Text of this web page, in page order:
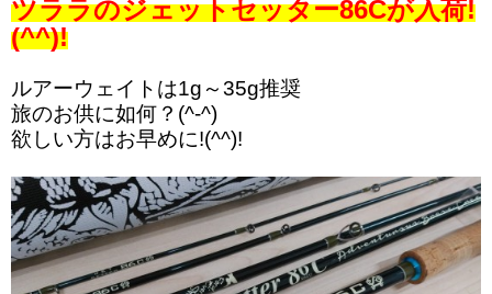
ツララのジェットセッター86Cが入荷!
(^^)!
ルアーウェイトは1g～35g推奨
旅のお供に如何？(^-^)
欲しい方はお早めに!(^^)!